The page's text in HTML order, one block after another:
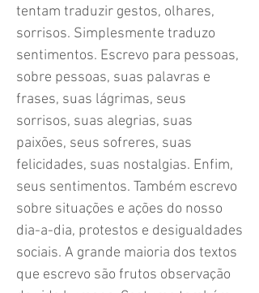
tentam traduzir gestos, olhares,
sorrisos. Simplesmente traduzo
sentimentos. Escrevo para pessoas,
sobre pessoas, suas palavras e
frases, suas lágrimas, seus
sorrisos, suas alegrias, suas
paixões, seus sofreres, suas
felicidades, suas nostalgias. Enfim,
seus sentimentos. Também escrevo
sobre situações e ações do nosso
dia-a-dia, protestos e desigualdades
sociais. A grande maioria dos textos
que escrevo são frutos observação